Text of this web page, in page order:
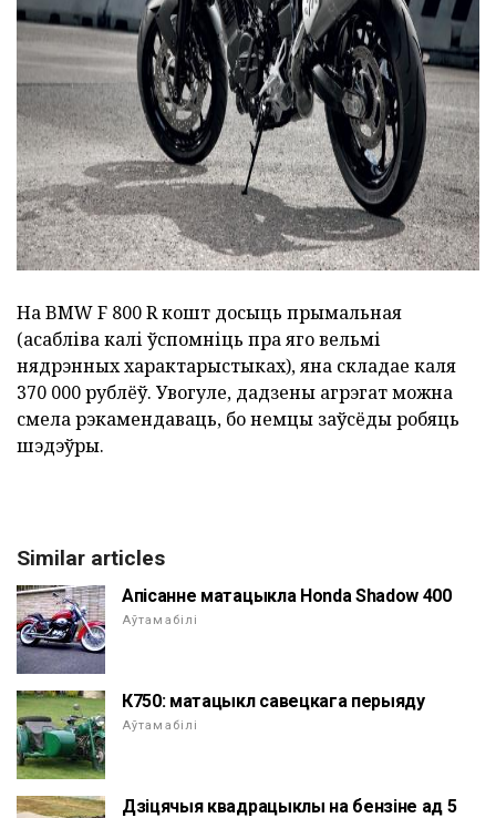
ad
На BMW F 800 R кошт досыць прымальная
(асабліва калі ўспомніць пра яго вельмі
нядрэнных характарыстыках), яна складае каля
370 000 рублёў. Увогуле, дадзены агрэгат можна
смела рэкамендаваць, бо немцы заўсёды робяць
шэдэўры.
Similar articles
Апісанне матацыкла Honda Shadow 400
Аўтамабілі
К750: матацыкл савецкага перыяду
Аўтамабілі
Дзіцячыя квадрацыклы на бензіне ад 5